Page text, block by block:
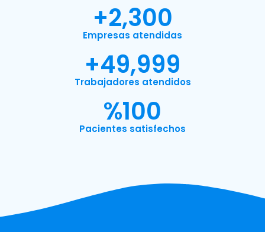
Empresas atendidas
+2,300
Trabajadores atendidos
+49,999
Pacientes satisfechos
%100